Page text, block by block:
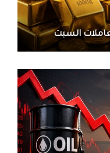
السبت